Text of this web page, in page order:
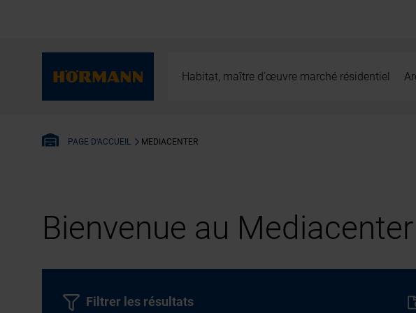
Habitat, maître d’œuvre marché résidentiel
PAGE D'ACCUEIL MEDIACENTER
Bienvenue au
Filtrer les résultats